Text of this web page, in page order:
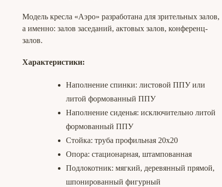
Модель кресла «Аэро» разработана для зрительных залов,
а именно: залов заседаний, актовых залов, конференц-
залов.
Характеристики:
Наполнение спинки: листовой ППУ или
литой формованный ППУ
Наполнение сиденья: исключительно литой
формованный ППУ
Стойка: труба профильная 20х20
Опора: стационарная, штампованная
Подлокотник: мягкий, деревянный прямой,
шпонированный фигурный